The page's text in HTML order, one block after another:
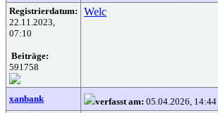
Registrierdatum:
22.11.2023,
07:10
Beiträge:
591758
Welc
xanbank verfasst am: 05.04.2026, 14:44